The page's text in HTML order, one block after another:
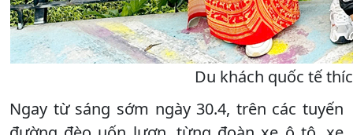
Du khách quốc tế
Ngay từ sáng sớm ngày 30.4, trên các tuyến